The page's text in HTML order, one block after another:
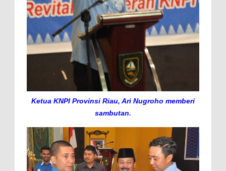
Ketua KNPI Provinsi Riau, Ari Nugroho memberi
sambutan.